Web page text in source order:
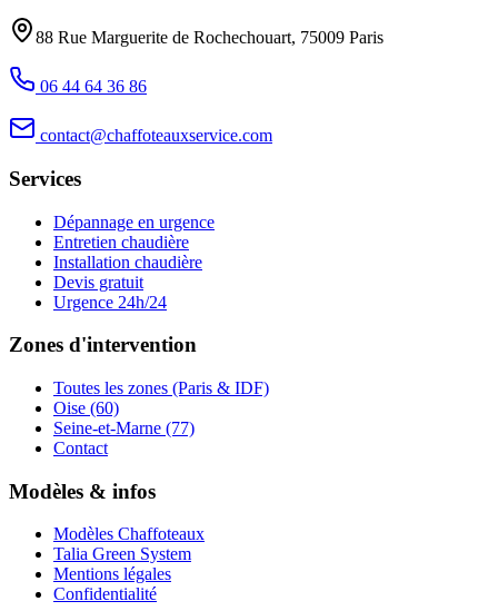
88 Rue Marguerite de Rochechouart, 75009 Paris
06 44 64 36 86
contact@chaffoteauxservice.com
Services
Dépannage en urgence
Entretien chaudière
Installation chaudière
Devis gratuit
Urgence 24h/24
Zones d'intervention
Toutes les zones (Paris & IDF)
Oise (60)
Seine-et-Marne (77)
Contact
Modèles & infos
Modèles Chaffoteaux
Talia Green System
Mentions légales
Confidentialité